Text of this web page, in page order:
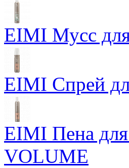
EIMI Мусс
EIMI Спрей
EIMI Пена
VOLUME